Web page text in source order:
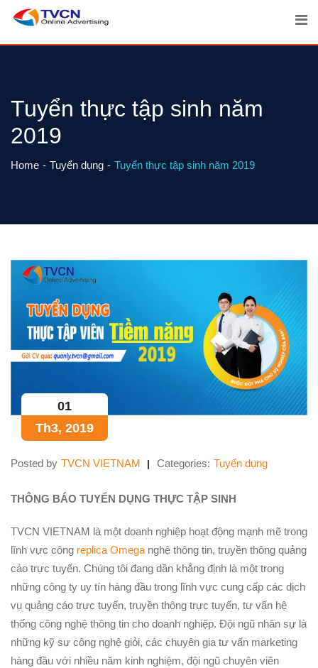
content
Tuyển thực tập sinh năm
2019
Home Tuyển dụng Tuyển thực tập sinh năm 2019
01
Th3, 2019
Posted by TVCN VIETNAM Categories: Tuyển dụng
THÔNG BÁO TUYỂN DỤNG THỰC TẬP SINH
TVCN VIETNAM là một doanh nghiệp hoạt động mạnh mẽ trong
lĩnh vực công replica Omega nghệ thông tin, truyền thông quảng
cáo trực tuyến. Chúng tôi đang dần khẳng định là một trong
những công ty uy tín hàng đầu trong lĩnh vực cung cấp các dịch
vụ quảng cáo trực tuyến, truyền thông trực tuyến, tư vấn hệ
thống công nghệ thông tin cho doanh nghiệp. Đội ngũ nhân sự là
những kỹ sư công nghệ giỏi, các chuyên gia tư vấn marketing
hàng đầu với nhiều năm kinh nghiệm, đội ngũ chuyên viên